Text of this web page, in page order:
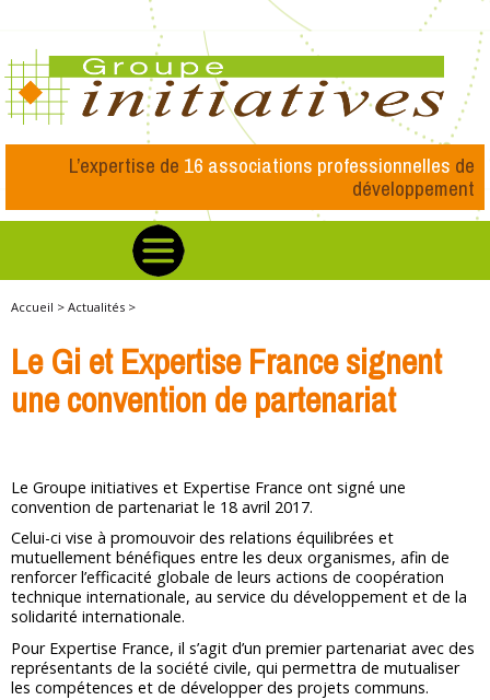
L’expertise de 16 associations professionnelles de
développement
Accueil > Actualités >
Le Gi et Expertise France signent
une convention de partenariat
Le Groupe initiatives et Expertise France ont signé une
convention de partenariat le 18 avril 2017.
Celui-ci vise à promouvoir des relations équilibrées et
mutuellement bénéfiques entre les deux organismes, afin de
renforcer l’efficacité globale de leurs actions de coopération
technique internationale, au service du développement et de la
solidarité internationale.
Pour Expertise France, il s’agit d’un premier partenariat avec des
représentants de la société civile, qui permettra de mutualiser
les compétences et de développer des projets communs.